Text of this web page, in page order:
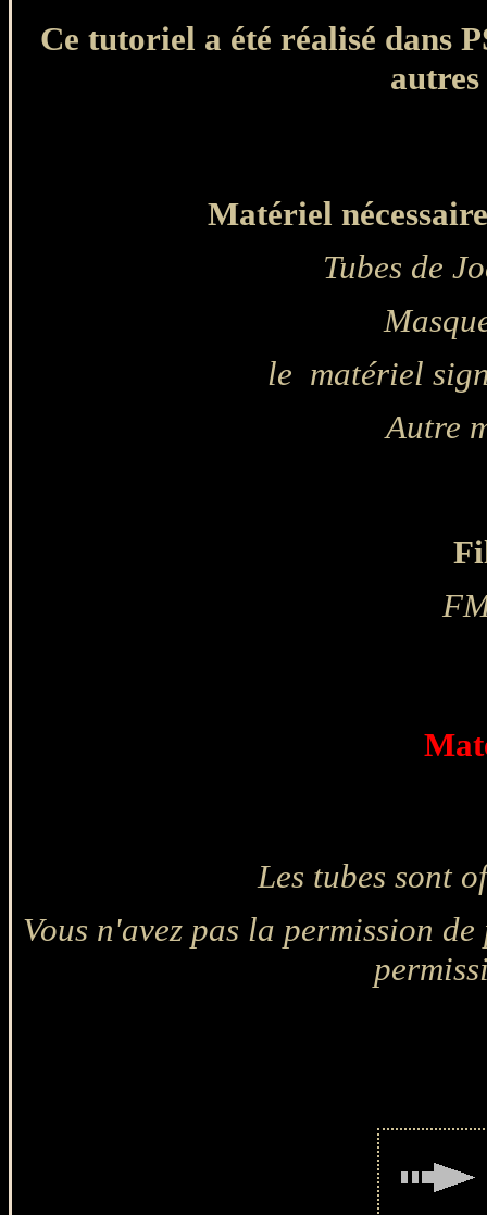
Ce tutoriel a été réalisé dans
Matériel
Tubes de
le matériel
Autre
Les tubes sont
Vous n'avez pas la permission